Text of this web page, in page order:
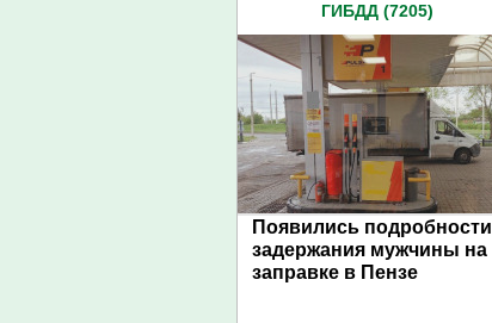
ГИБДД (7205)
Появились подробности
задержания мужчины на
заправке в Пензе